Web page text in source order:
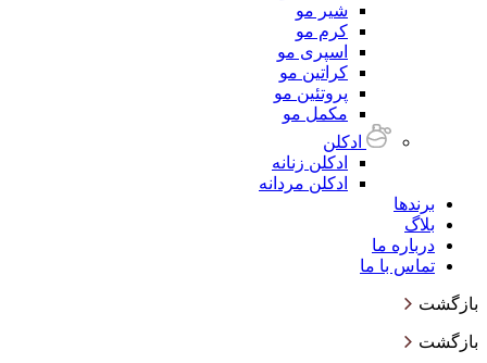
شیر مو
کرم مو
اسپری مو
کراتین مو
پروتئین مو
مکمل مو
ادکلن
ادکلن زنانه
ادکلن مردانه
برندها
بلاگ
درباره ما
تماس با ما
بازگشت
بازگشت